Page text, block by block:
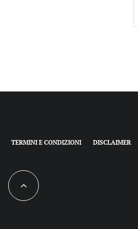
TERMINI E CONDIZIONI DISCLAIMER